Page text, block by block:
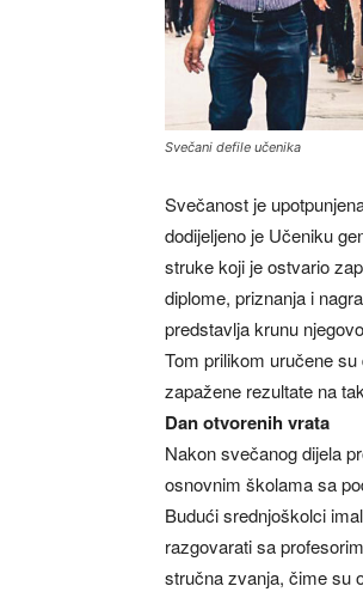
Svečani defile učenika
Svečanost je
dodijeljeno je Učeniku
struke koji je ostvario
diplome, priznanja i
predstavlja krunu
Tom prilikom uručene
zapažene rezultate na
Dan otvorenih vrata
Nakon svečanog dijela
osnovnim školama sa
Budući srednjoškolci
razgovarati sa
stručna zvanja, čime su